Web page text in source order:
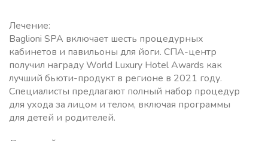
Лечение:
Baglioni SPA включает шесть процедурных
кабинетов и павильоны для йоги. СПА-центр
получил награду World Luxury Hotel Awards как
лучший бьюти-продукт в регионе в 2021 году.
Специалисты предлагают полный набор процедур
для ухода за лицом и телом, включая программы
для детей и родителей.